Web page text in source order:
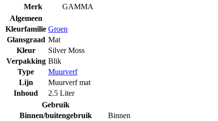
Merk
GAMMA
Algemeen
Kleurfamilie Groen
Glansgraad Mat
Kleur
Silver Moss
Verpakking Blik
Type
Muurverf
Lijn
Muurverf mat
Inhoud
2.5 Liter
Gebruik
Binnen/buitengebruik
Binnen